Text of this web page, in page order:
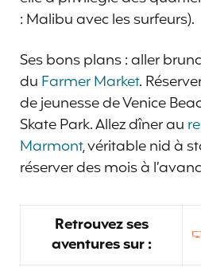
: Malibu avec les surfeurs).
Ses bons plans : aller
du Farmer Market.
de jeunesse de Venice
Skate Park. Allez dîner au
Marmont, véritable nid à
réserver des mois à
Retrouvez ses
aventures sur :